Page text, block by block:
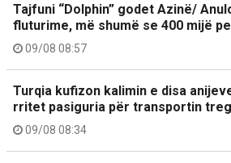
Tajfuni “Dolphin” godet Azinë/
fluturime, më shumë se 400 mijë
09/08 08:57
Turqia kufizon kalimin e disa
rritet pasiguria për transportin
09/08 08:34